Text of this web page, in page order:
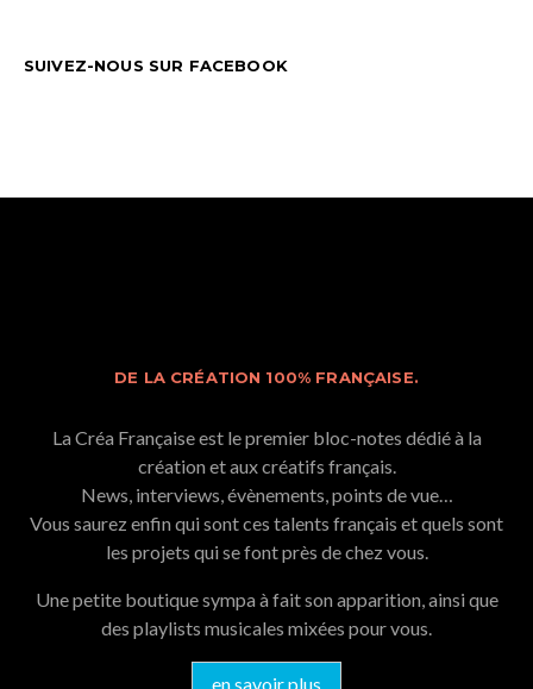
SUIVEZ-NOUS SUR FACEBOOK
DE LA CRÉATION 100% FRANÇAISE.
La Créa Française est le premier bloc-notes dédié à la
création et aux créatifs français.
News, interviews, évènements, points de vue…
Vous saurez enfin qui sont ces talents français et quels sont
les projets qui se font près de chez vous.
Une petite boutique sympa à fait son apparition, ainsi que
des playlists musicales mixées pour vous.
en savoir plus